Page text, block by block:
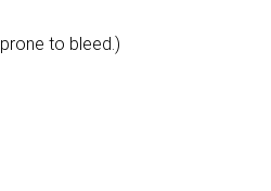
to bleed.)